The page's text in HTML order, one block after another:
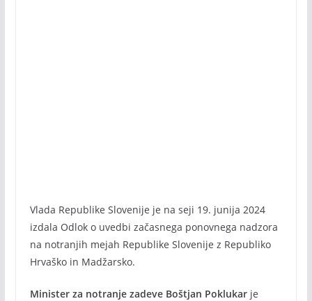
Vlada Republike Slovenije je na seji 19. junija 2024
izdala Odlok o uvedbi začasnega ponovnega nadzora
na notranjih mejah Republike Slovenije z Republiko
Hrvaško in Madžarsko.
Minister za notranje zadeve Boštjan Poklukarje